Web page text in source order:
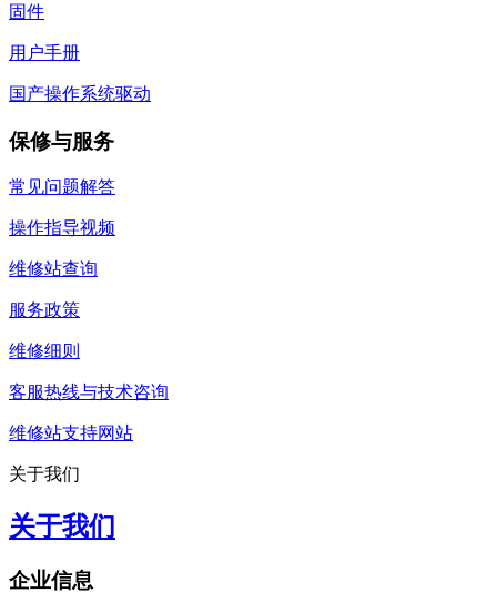
固件
用户手册
国产操作系统驱动
保修与服务
常见问题解答
操作指导视频
维修站查询
服务政策
维修细则
客服热线与技术咨询
维修站支持网站
关于我们
关于我们
企业信息